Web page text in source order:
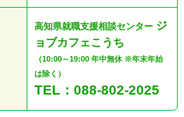
高知県就職支援相談センター ジ
ョブカフェこうち
（10:00～19:00 年中無休 ※年末年始
は除く）
TEL：088-802-2025